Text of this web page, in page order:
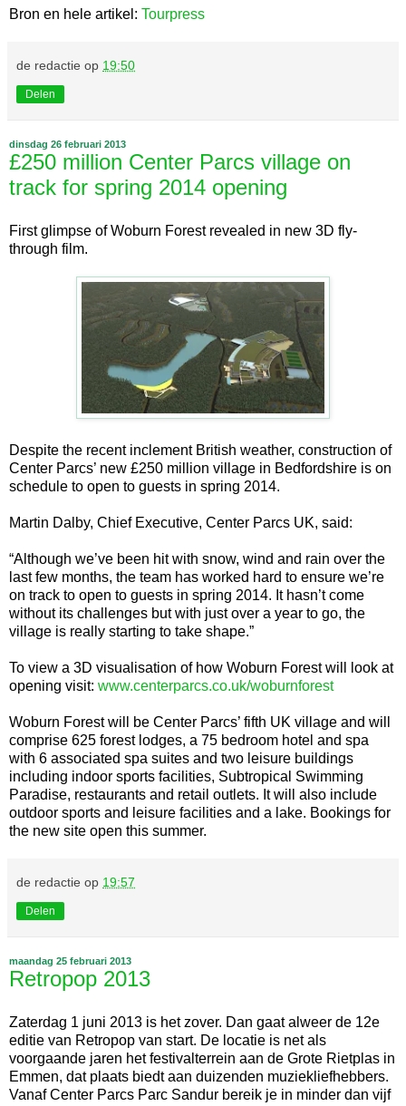
Bron en hele artikel: Tourpress
de redactie op 19:50
Delen
dinsdag 26 februari 2013
£250 million Center Parcs village on
track for spring 2014 opening
First glimpse of Woburn Forest revealed in new 3D fly-
through film.
Despite the recent inclement British weather, construction of
Center Parcs’ new £250 million village in Bedfordshire is on
schedule to open to guests in spring 2014.
Martin Dalby, Chief Executive, Center Parcs UK, said:
“Although we’ve been hit with snow, wind and rain over the
last few months, the team has worked hard to ensure we’re
on track to open to guests in spring 2014. It hasn’t come
without its challenges but with just over a year to go, the
village is really starting to take shape.”
To view a 3D visualisation of how Woburn Forest will look at
opening visit: www.centerparcs.co.uk/woburnforest
Woburn Forest will be Center Parcs’ fifth UK village and will
comprise 625 forest lodges, a 75 bedroom hotel and spa
with 6 associated spa suites and two leisure buildings
including indoor sports facilities, Subtropical Swimming
Paradise, restaurants and retail outlets. It will also include
outdoor sports and leisure facilities and a lake. Bookings for
the new site open this summer.
de redactie op 19:57
Delen
maandag 25 februari 2013
Retropop 2013
Zaterdag 1 juni 2013 is het zover. Dan gaat alweer de 12e
editie van Retropop van start. De locatie is net als
voorgaande jaren het festivalterrein aan de Grote Rietplas in
Emmen, dat plaats biedt aan duizenden muziekliefhebbers.
Vanaf Center Parcs Parc Sandur bereik je in minder dan vijf